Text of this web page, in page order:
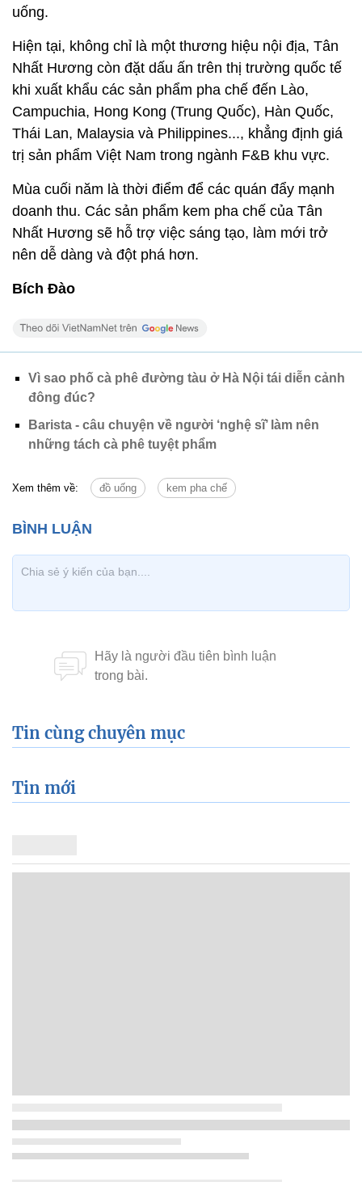
uống.
Hiện tại, không chỉ là một thương hiệu nội địa, Tân
Nhất Hương còn đặt dấu ấn trên thị trường quốc tế
khi xuất khẩu các sản phẩm pha chế đến Lào,
Campuchia, Hong Kong (Trung Quốc), Hàn Quốc,
Thái Lan, Malaysia và Philippines..., khẳng định giá
trị sản phẩm Việt Nam trong ngành F&B khu vực.
Mùa cuối năm là thời điểm để các quán đẩy mạnh
doanh thu. Các sản phẩm kem pha chế của Tân
Nhất Hương sẽ hỗ trợ việc sáng tạo, làm mới trở
nên dễ dàng và đột phá hơn.
Bích Đào
Vì sao phố cà phê đường tàu ở Hà Nội tái diễn cảnh
đông đúc?
Barista - câu chuyện về người ‘nghệ sĩ’ làm nên
những tách cà phê tuyệt phẩm
Xem thêm về: đồ uống kem pha chế
Tin cùng chuyên mục
Tin mới